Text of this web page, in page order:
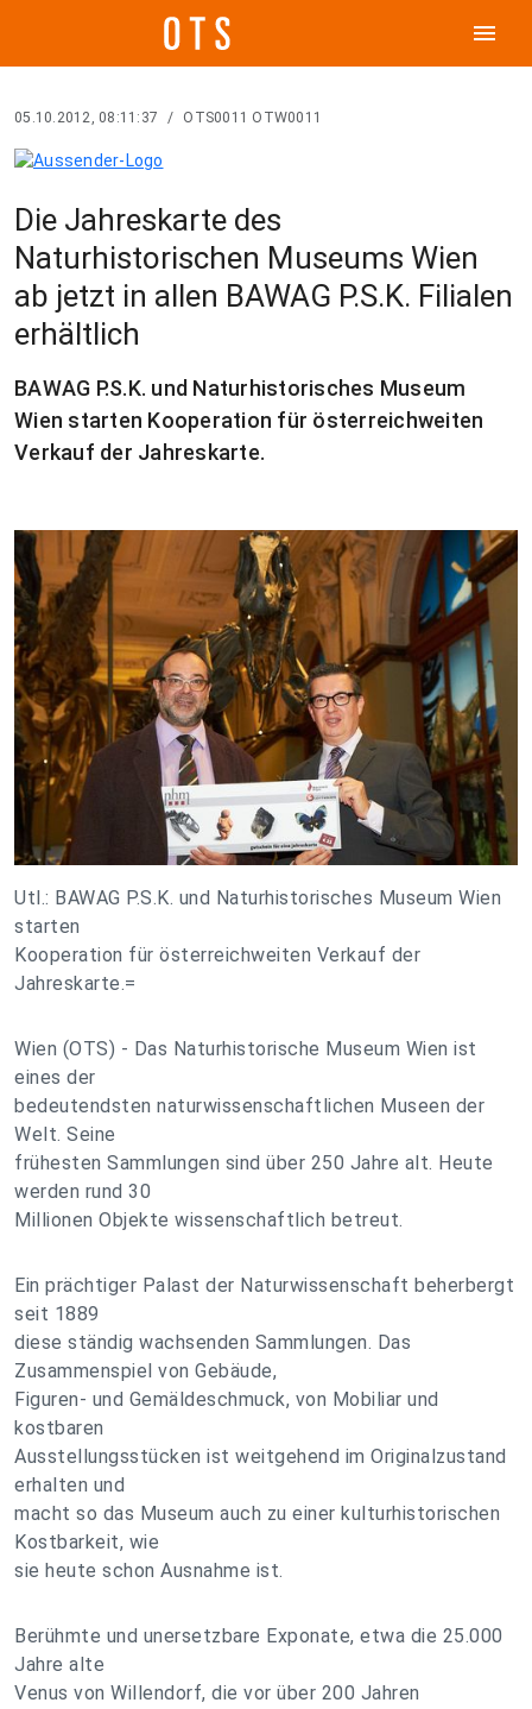
menu
05.10.2012, 08:11:37 / OTS0011 OTW0011
Die Jahreskarte des
Naturhistorischen Museums Wien
ab jetzt in allen BAWAG P.S.K. Filialen
erhältlich
BAWAG P.S.K. und Naturhistorisches Museum
Wien starten Kooperation für österreichweiten
Verkauf der Jahreskarte.
Utl.: BAWAG P.S.K. und Naturhistorisches Museum Wien
starten
Kooperation für österreichweiten Verkauf der
Jahreskarte.=
Wien (OTS) - Das Naturhistorische Museum Wien ist
eines der
bedeutendsten naturwissenschaftlichen Museen der
Welt. Seine
frühesten Sammlungen sind über 250 Jahre alt. Heute
werden rund 30
Millionen Objekte wissenschaftlich betreut.
Ein prächtiger Palast der Naturwissenschaft beherbergt
seit 1889
diese ständig wachsenden Sammlungen. Das
Zusammenspiel von Gebäude,
Figuren- und Gemäldeschmuck, von Mobiliar und
kostbaren
Ausstellungsstücken ist weitgehend im Originalzustand
erhalten und
macht so das Museum auch zu einer kulturhistorischen
Kostbarkeit, wie
sie heute schon Ausnahme ist.
Berühmte und unersetzbare Exponate, etwa die 25.000
Jahre alte
Venus von Willendorf, die vor über 200 Jahren